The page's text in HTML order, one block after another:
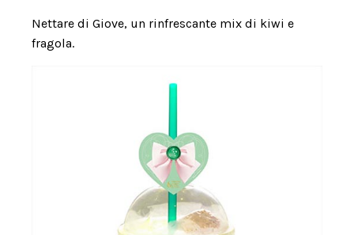
Nettare di Giove, un rinfrescante mix di kiwi e
fragola.